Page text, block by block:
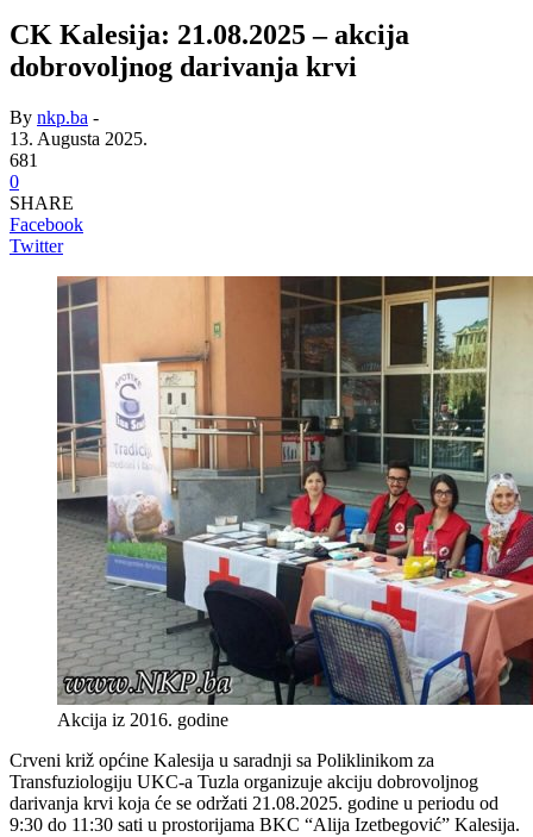
CK Kalesija: 21.08.2025 – akcija
dobrovoljnog darivanja krvi
By nkp.ba -
13. Augusta 2025.
681
0
SHARE
Facebook
Twitter
Akcija iz 2016. godine
Crveni križ općine Kalesija u saradnji sa Poliklinikom za
Transfuziologiju UKC-a Tuzla organizuje akciju dobrovoljnog
darivanja krvi koja će se održati 21.08.2025. godine u periodu od
9:30 do 11:30 sati u prostorijama BKC “Alija Izetbegović” Kalesija.